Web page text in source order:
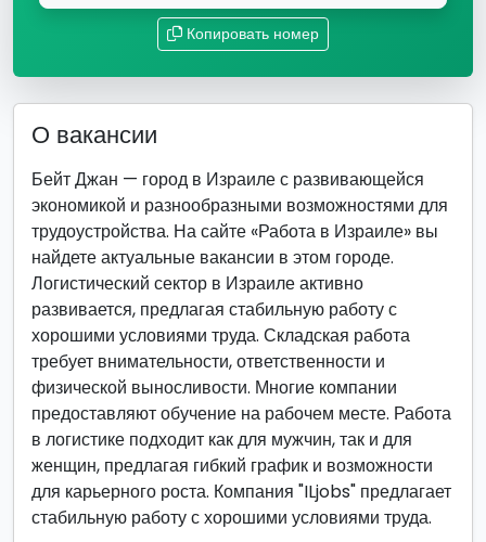
Копировать номер
О вакансии
Бейт Джан — город в Израиле с развивающейся
экономикой и разнообразными возможностями для
трудоустройства. На сайте «Работа в Израиле» вы
найдете актуальные вакансии в этом городе.
Логистический сектор в Израиле активно
развивается, предлагая стабильную работу с
хорошими условиями труда. Складская работа
требует внимательности, ответственности и
физической выносливости. Многие компании
предоставляют обучение на рабочем месте. Работа
в логистике подходит как для мужчин, так и для
женщин, предлагая гибкий график и возможности
для карьерного роста. Компания "ILjobs" предлагает
стабильную работу с хорошими условиями труда.